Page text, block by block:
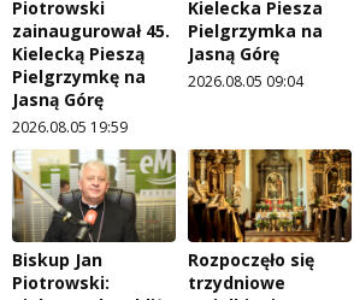
Piotrowski
zainaugurował 45.
Kielecką Pieszą
Pielgrzymkę na
Jasną Górę
2026.08.05 19:59
Kielecka Piesza
Pielgrzymka na
Jasną Górę
2026.08.05 09:04
Biskup Jan
Piotrowski:
Rozpoczęło się
trzydniowe